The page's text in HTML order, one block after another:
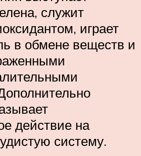
служит
играет
в обмене веществ и
действие на
систему.